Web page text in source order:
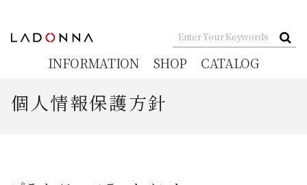
個人情報保護方針
INFORMATION SHOP CATALOG